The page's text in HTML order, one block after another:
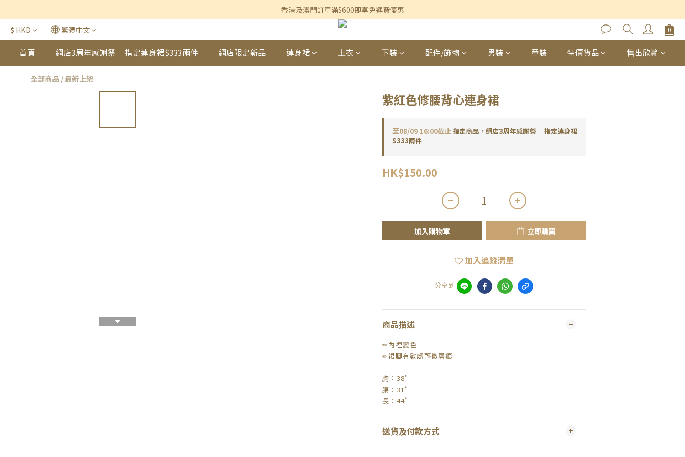
香港及澳門訂單滿$600即享免運費優惠
香港及澳門訂單滿$600即享免運費優惠
3個月內買滿$1,200可享永久九折優惠
香港及澳門訂單滿$600即享免運費優惠
$ HKD 繁體中文
首頁 網店3周年感謝祭 ｜指定連身裙$333兩件 網店限定新品 連身裙 上衣 下裝 配件/飾物 男裝 童裝 特價貨品 售出欣賞
全部商品 /最新上架
紫紅色修腰背心連身裙
至08/09 16:00截止指定商品，網店3周年感謝祭 ｜指定連身裙
$333兩件
HK$150.00
加入購物車 立即購買
加入追蹤清單
分享到
商品描述
✏內裡變色
✏裙腳有數處輕微磨痕
胸：38"
腰：31"
長：44"
送貨及付款方式
立即購買